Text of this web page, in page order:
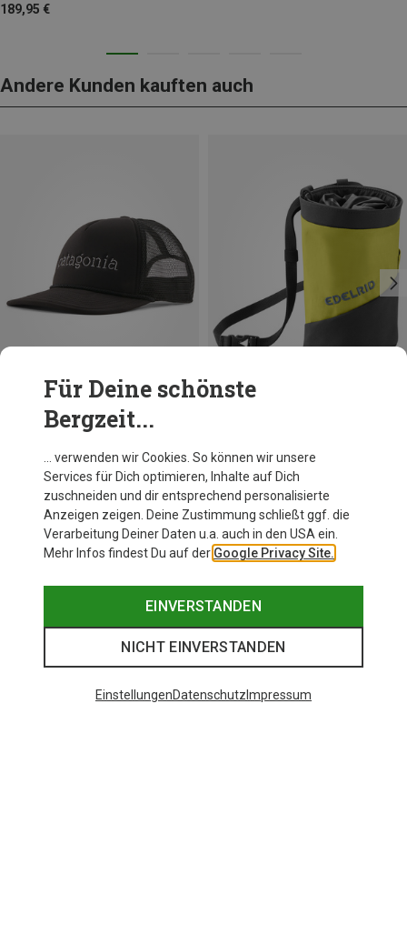
189,95 €
Andere Kunden kauften auch
Du sparst 18%
Für Deine schönste
Bergzeit...
… verwenden wir Cookies. So können wir unsere
Services für Dich optimieren, Inhalte auf Dich
zuschneiden und dir entsprechend personalisierte
Anzeigen zeigen. Deine Zustimmung schließt ggf. die
Verarbeitung Deiner Daten u.a. auch in den USA ein.
Mehr Infos findest Du auf der Google Privacy Site.
EINVERSTANDEN
NICHT EINVERSTANDEN
EinstellungenDatenschutz Impressum